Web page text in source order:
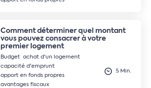
Comment déterminer quel montant
vous pouvez consacrer à votre
premier logement
Budget achat d'un logement
capacité d'emprunt
apport en fonds propres
avantages fiscaux
5 Min.